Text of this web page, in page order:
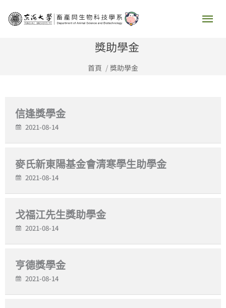
主
獎助學金
首頁 獎助學金
信逢獎學金
2021-08-14
麥氏新東陽基金會清寒學生助學金
2021-08-14
戈福江先生獎助學金
2021-08-14
亨德獎學金
2021-08-14